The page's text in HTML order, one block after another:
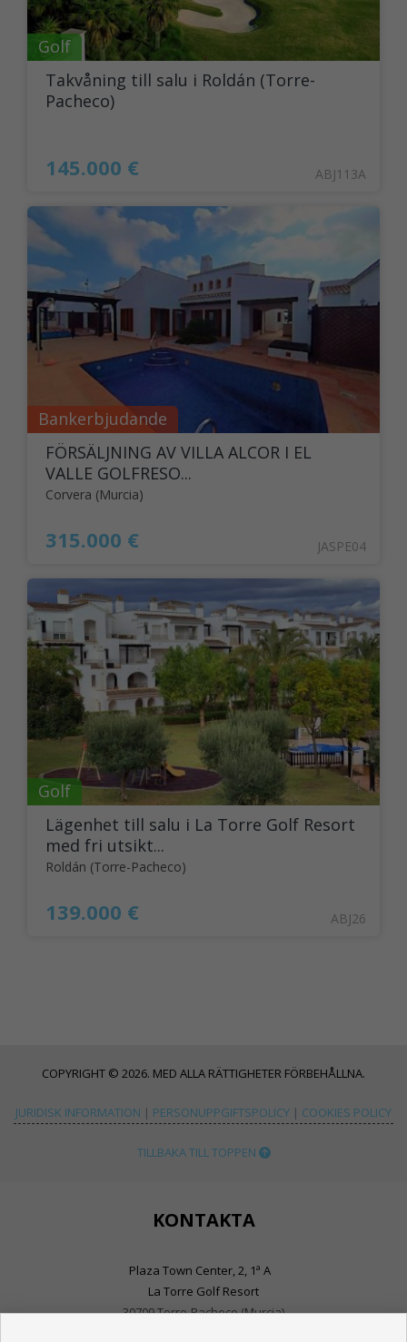
Golf
Takvåning till salu i Roldán (Torre-
Pacheco)
145.000 € ABJ113A
Bankerbjudande
FÖRSÄLJNING AV VILLA ALCOR I EL
VALLE GOLFRESO...
Corvera (Murcia)
315.000 € JASPE04
Golf
Lägenhet till salu i La Torre Golf Resort
med fri utsikt...
Roldán (Torre-Pacheco)
139.000 € ABJ26
COPYRIGHT © 2026. MED ALLA RÄTTIGHETER FÖRBEHÅLLNA.
JURIDISK INFORMATION | PERSONUPPGIFTSPOLICY | COOKIES POLICY
TILLBAKA TILL TOPPEN
KONTAKTA
Plaza Town Center, 2, 1ª A
La Torre Golf Resort
30709 Torre-Pacheco (Murcia)